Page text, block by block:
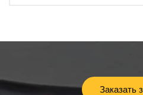
Заказать